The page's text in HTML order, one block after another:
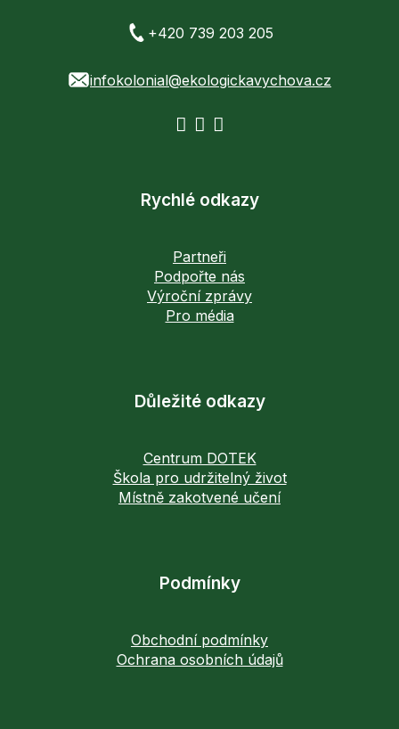
+420 739 203 205
infokolonial@ekologickavychova.cz
Rychlé odkazy
Partneři
Podpořte nás
Výroční zprávy
Pro média
Důležité odkazy
Centrum DOTEK
Škola pro udržitelný život
Místně zakotvené učení
Podmínky
Obchodní podmínky
Ochrana osobních údajů